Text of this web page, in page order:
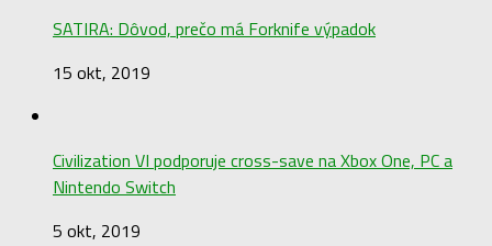
SATIRA: Dôvod, prečo má Forknife výpadok
15 okt, 2019
Civilization VI podporuje cross-save na Xbox One, PC a
Nintendo Switch
5 okt, 2019